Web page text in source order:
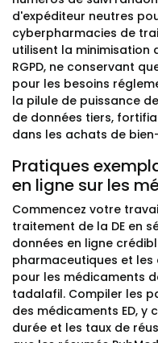
d'expéditeur neutres
cyberpharmacies de
utilisent la minimisation
RGPD, ne conservant
pour les besoins
la pilule de puissance
de données tiers,
dans les achats de
Pratiques
en ligne sur les
Commencez votre
traitement de la DE en
données en ligne
pharmaceutiques et les
pour les médicaments
tadalafil. Compiler les
des médicaments ED,
durée et les taux de